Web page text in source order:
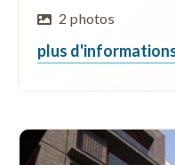
2 photos
plus